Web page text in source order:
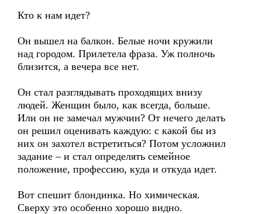
Кто к нам идет?
Он вышел на балкон. Белые ночи кружили
над городом. Прилетела фраза. Уж полночь
близится, а вечера все нет.
Он стал разглядывать проходящих внизу
людей. Женщин было, как всегда, больше.
Или он не замечал мужчин? От нечего делать
он решил оценивать каждую: с какой бы из
них он захотел встретиться? Потом усложнил
задание – и стал определять семейное
положение, профессию, куда и откуда идет.
Вот спешит блондинка. Но химическая.
Сверху это особенно хорошо видно.